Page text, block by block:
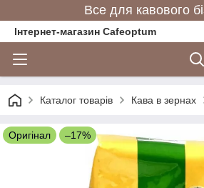
Все для кавового
Інтернет-магазин Cafeoptum
Каталог товарів Кава в зернах
Оригінал –17%